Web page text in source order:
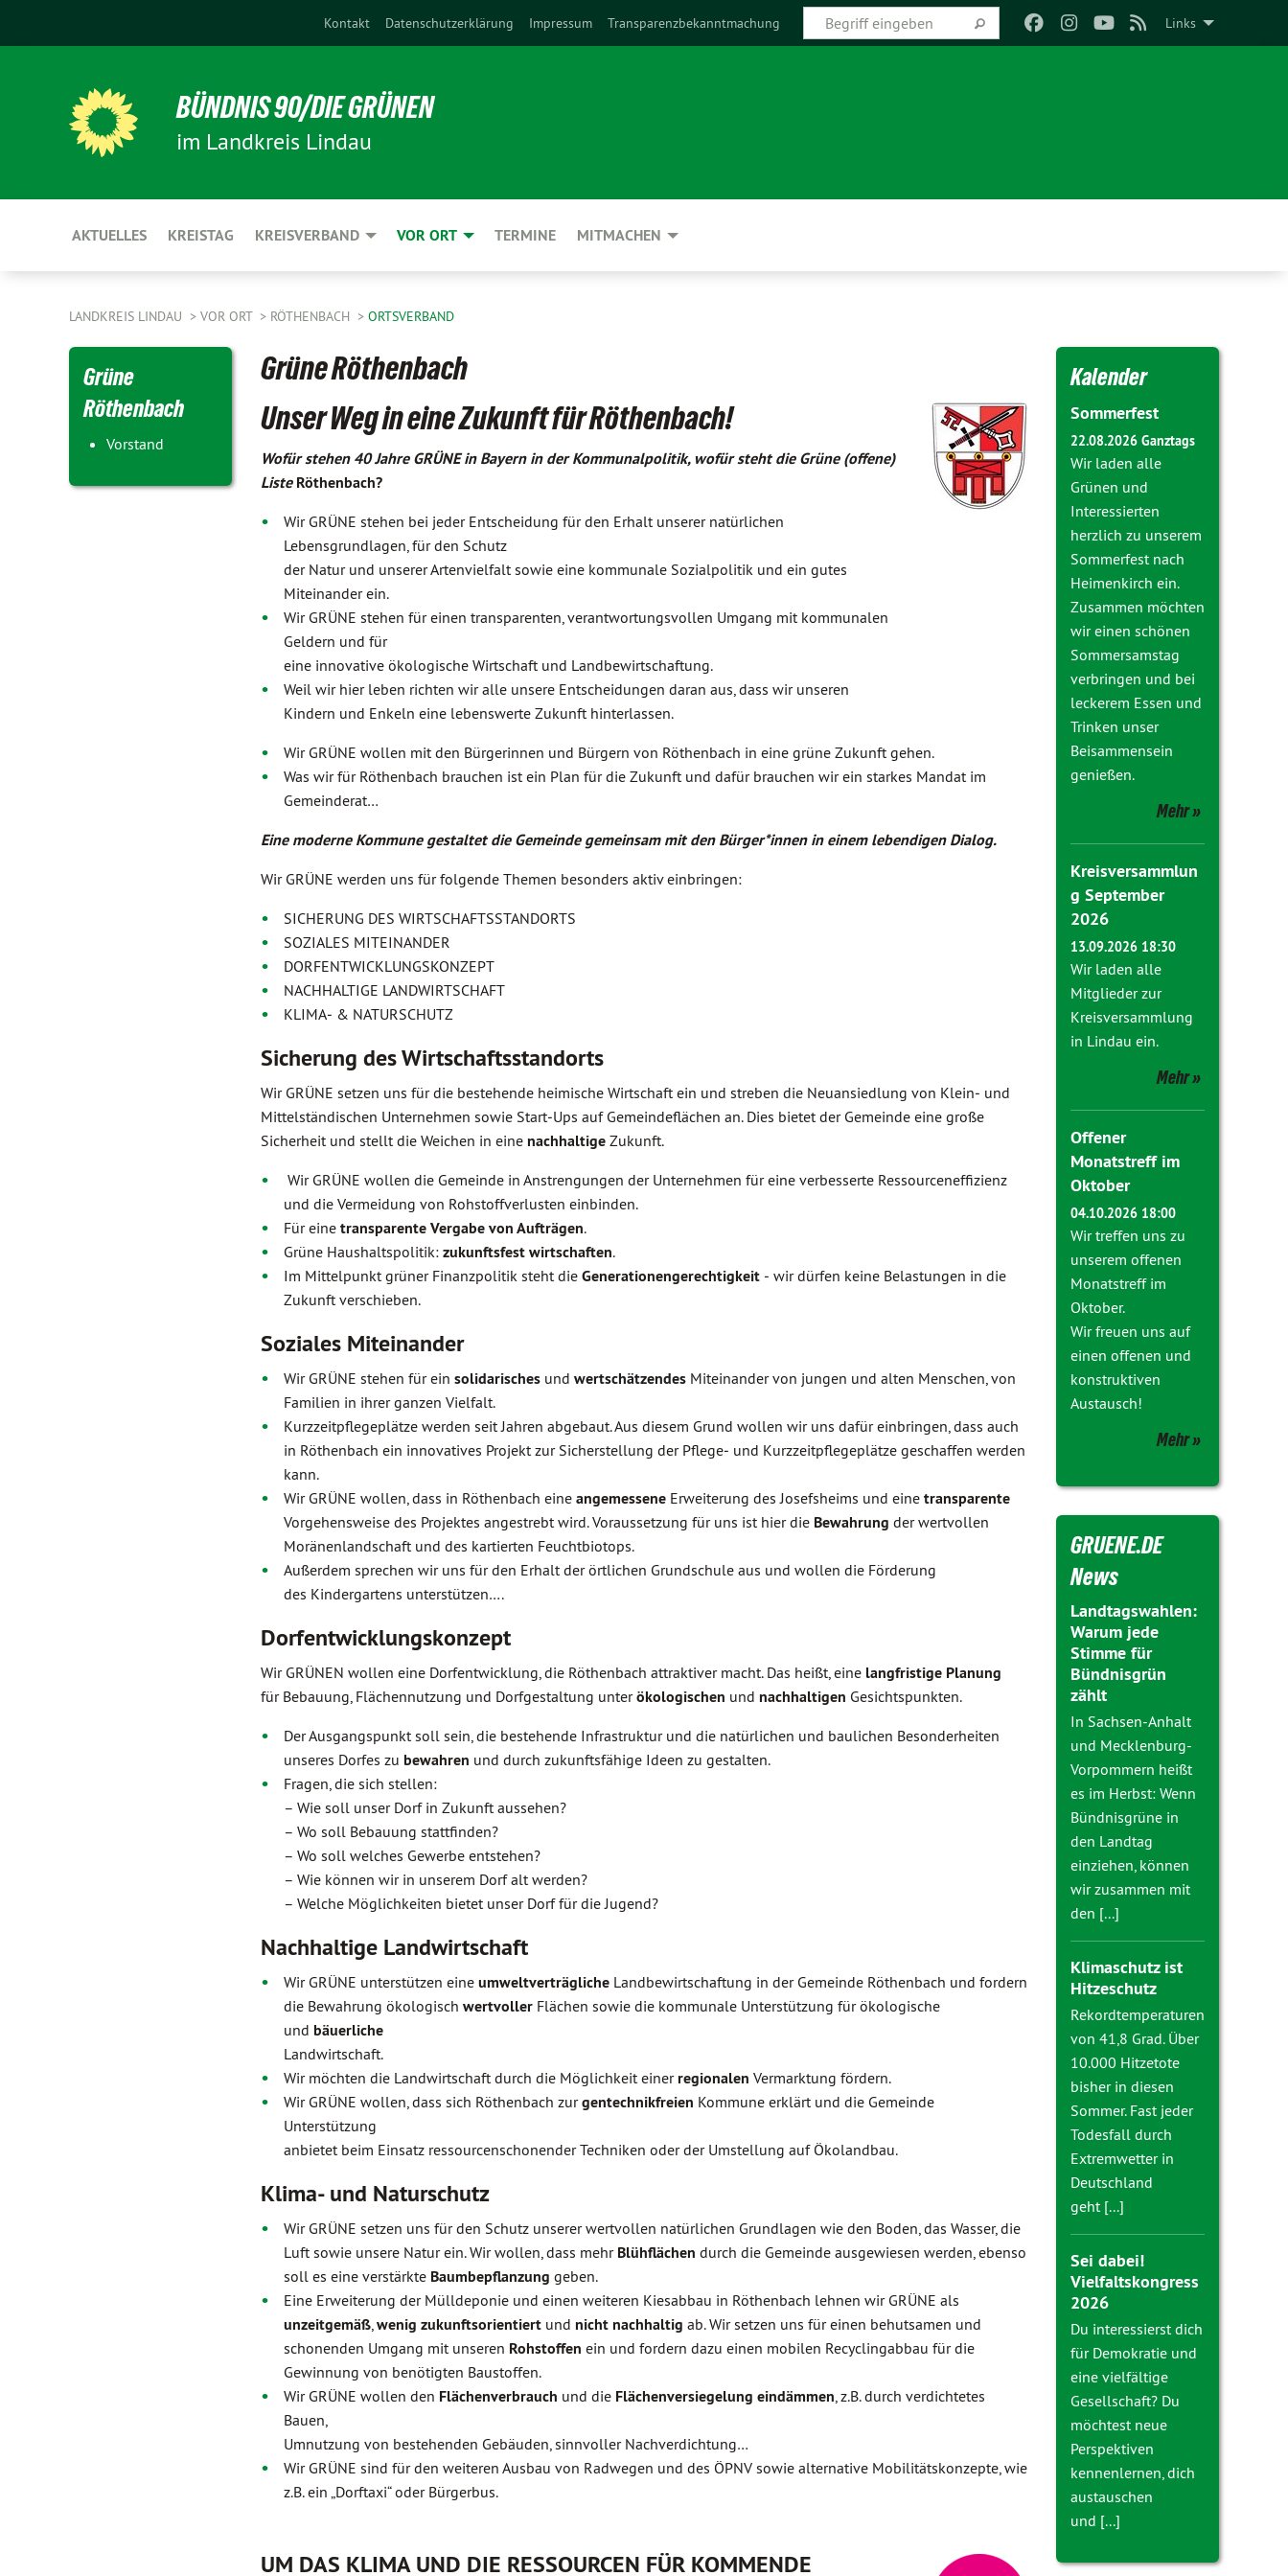
Links
Kontakt Datenschutzerklärung Impressum Transparenzbekanntmachung
BÜNDNIS 90/DIE GRÜNEN
im Landkreis Lindau
AKTUELLES KREISTAG KREISVERBAND VOR ORT TERMINE MITMACHEN
LANDKREIS LINDAU VOR ORT RÖTHENBACH ORTSVERBAND
Grüne
Röthenbach
Vorstand
Grüne Röthenbach
Unser Weg in eine Zukunft für Röthenbach!
Wofür stehen 40 Jahre GRÜNE in Bayern in der Kommunalpolitik, wofür steht die Grüne (offene)
ListeRöthenbach?
Wir GRÜNE stehen bei jeder Entscheidung für den Erhalt unserer natürlichen
Lebensgrundlagen, für den Schutz
der Natur und unserer Artenvielfalt sowie eine kommunale Sozialpolitik und ein gutes
Miteinander ein.
Wir GRÜNE stehen für einen transparenten, verantwortungsvollen Umgang mit kommunalen
Geldern und für
eine innovative ökologische Wirtschaft und Landbewirtschaftung.
Weil wir hier leben richten wir alle unsere Entscheidungen daran aus, dass wir unseren
Kindern und Enkeln eine lebenswerte Zukunft hinterlassen.
Wir GRÜNE wollen mit den Bürgerinnen und Bürgern von Röthenbach in eine grüne Zukunft gehen.
Was wir für Röthenbach brauchen ist ein Plan für die Zukunft und dafür brauchen wir ein starkes Mandat im
Gemeinderat…
Eine moderne Kommune gestaltet die Gemeinde gemeinsam mit den Bürger*innen in einem lebendigen Dialog.
Wir GRÜNE werden uns für folgende Themen besonders aktiv einbringen:
SICHERUNG DES WIRTSCHAFTSSTANDORTS
SOZIALES MITEINANDER
DORFENTWICKLUNGSKONZEPT
NACHHALTIGE LANDWIRTSCHAFT
KLIMA‐ & NATURSCHUTZ
Sicherung des Wirtschaftsstandorts
Wir GRÜNE setzen uns für die bestehende heimische Wirtschaft ein und streben die Neuansiedlung von Klein‐ und
Mittelständischen Unternehmen sowie Start‐Ups auf Gemeindeflächen an. Dies bietet der Gemeinde eine große
Sicherheit und stellt die Weichen in eine nachhaltige Zukunft.
Wir GRÜNE wollen die Gemeinde in Anstrengungen der Unternehmen für eine verbesserte Ressourceneffizienz
und die Vermeidung von Rohstoffverlusten einbinden.
Für eine transparente Vergabe von Aufträgen.
Grüne Haushaltspolitik: zukunftsfest wirtschaften.
Im Mittelpunkt grüner Finanzpolitik steht die Generationengerechtigkeit ‐ wir dürfen keine Belastungen in die
Zukunft verschieben.
Soziales Miteinander
Wir GRÜNE stehen für ein solidarisches und wertschätzendes Miteinander von jungen und alten Menschen, von
Familien in ihrer ganzen Vielfalt.
Kurzzeitpflegeplätze werden seit Jahren abgebaut. Aus diesem Grund wollen wir uns dafür einbringen, dass auch
in Röthenbach ein innovatives Projekt zur Sicherstellung der Pflege‐ und Kurzzeitpflegeplätze geschaffen werden
kann.
Wir GRÜNE wollen, dass in Röthenbach eine angemessene Erweiterung des Josefsheims und eine transparente
Vorgehensweise des Projektes angestrebt wird. Voraussetzung für uns ist hier die Bewahrung der wertvollen
Moränenlandschaft und des kartierten Feuchtbiotops.
Außerdem sprechen wir uns für den Erhalt der örtlichen Grundschule aus und wollen die Förderung
des Kindergartens unterstützen….
Dorfentwicklungskonzept
Wir GRÜNEN wollen eine Dorfentwicklung, die Röthenbach attraktiver macht. Das heißt, eine langfristige Planung
für Bebauung, Flächennutzung und Dorfgestaltung unterökologischen und nachhaltigen Gesichtspunkten.
Der Ausgangspunkt soll sein, die bestehende Infrastruktur und die natürlichen und baulichen Besonderheiten
unseres Dorfes zu bewahren und durch zukunftsfähige Ideen zu gestalten.
Fragen, die sich stellen:
– Wie soll unser Dorf in Zukunft aussehen?
– Wo soll Bebauung stattfinden?
– Wo soll welches Gewerbe entstehen?
– Wie können wir in unserem Dorf alt werden?
– Welche Möglichkeiten bietet unser Dorf für die Jugend?
Nachhaltige Landwirtschaft
Wir GRÜNE unterstützen eine umweltverträgliche Landbewirtschaftung in der Gemeinde Röthenbach und fordern
die Bewahrung ökologisch wertvoller Flächen sowie die kommunale Unterstützung für ökologische
und bäuerliche
Landwirtschaft.
Wir möchten die Landwirtschaft durch die Möglichkeit einer regionalen Vermarktung fördern.
Wir GRÜNE wollen, dass sich Röthenbach zurgentechnikfreien Kommune erklärt und die Gemeinde
Unterstützung
anbietet beim Einsatz ressourcenschonender Techniken oder der Umstellung auf Ökolandbau.
Klima- und Naturschutz
Wir GRÜNE setzen uns für den Schutz unserer wertvollen natürlichen Grundlagen wie den Boden, das Wasser, die
Luft sowie unsere Natur ein. Wir wollen, dass mehr Blühflächen durch die Gemeinde ausgewiesen werden, ebenso
soll es eine verstärkte Baumbepflanzung geben.
Eine Erweiterung der Mülldeponie und einen weiteren Kiesabbau in Röthenbach lehnen wir GRÜNE als
unzeitgemäß,wenig zukunftsorientiert und nicht nachhaltig ab. Wir setzen uns für einen behutsamen und
schonenden Umgang mit unseren Rohstoffen ein und fordern dazu einen mobilen Recyclingabbau für die
Gewinnung von benötigten Baustoffen.
Wir GRÜNE wollen den Flächenverbrauch und die Flächenversiegelung eindämmen, z.B. durch verdichtetes
Bauen,
Umnutzung von bestehenden Gebäuden, sinnvoller Nachverdichtung…
Wir GRÜNE sind für den weiteren Ausbau von Radwegen und des ÖPNV sowie alternative Mobilitätskonzepte, wie
z.B. ein „Dorftaxi“ oder Bürgerbus.
UM DAS KLIMA UND DIE RESSOURCEN FÜR KOMMENDE
Kalender
Sommerfest
22.08.2026 Ganztags
Wir laden alle
Grünen und
Interessierten
herzlich zu unserem
Sommerfest nach
Heimenkirch ein.
Zusammen möchten
wir einen schönen
Sommersamstag
verbringen und bei
leckerem Essen und
Trinken unser
Beisammensein
genießen.
Mehr
Kreisversammlun
g September
2026
13.09.2026 18:30
Wir laden alle
Mitglieder zur
Kreisversammlung
in Lindau ein.
Mehr
Offener
Monatstreff im
Oktober
04.10.2026 18:00
Wir treffen uns zu
unserem offenen
Monatstreff im
Oktober.
Wir freuen uns auf
einen offenen und
konstruktiven
Austausch!
Mehr
GRUENE.DE
News
Landtagswahlen:
Warum jede
Stimme für
Bündnisgrün
zählt
In Sachsen-Anhalt
und Mecklenburg-
Vorpommern heißt
es im Herbst: Wenn
Bündnisgrüne in
den Landtag
einziehen, können
wir zusammen mit
den [...]
Klimaschutz ist
Hitzeschutz
Rekordtemperaturen
von 41,8 Grad. Über
10.000 Hitzetote
bisher in diesen
Sommer. Fast jeder
Todesfall durch
Extremwetter in
Deutschland
geht [...]
Sei dabei!
Vielfaltskongress
2026
Du interessierst dich
für Demokratie und
eine vielfältige
Gesellschaft? Du
möchtest neue
Perspektiven
kennenlernen, dich
austauschen
und [...]